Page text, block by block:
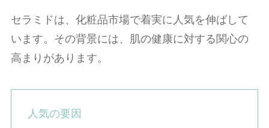
セラミドは、化粧品市場で着実に人気を伸ばして
います。その背景には、肌の健康に対する関心の
高まりがあります。
人気の要因